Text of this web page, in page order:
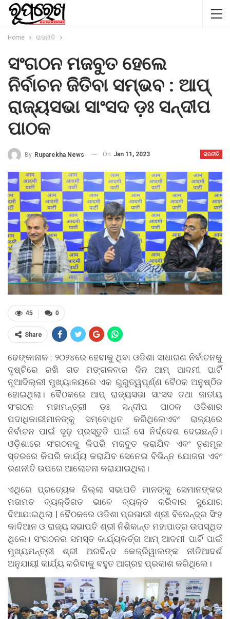
Home ରାଜନୀତି
ସଂଗଠନ ମଜବୁତ ହେଲେ
ନିର୍ବାଚନ ଜିତିବା ସମ୍ଭବ : ଆପ୍
ରାଜ୍ୟସଭା ସାଂସଦ ଡ଼ଃ ସନ୍ଦୀପ
ପାଠକ
ରାଜନୀତି
By Ruparekha News On Jan 11, 2023
0
45
Share
ଢେଙ୍କାନାଳ : ୨୦୨୪ରେ ହେବାକୁ ଥିବା ଓଡିଶା ସାଧାରଣ ନିର୍ବାଚନକୁ
ଦୃଷ୍ଟିରେ ରଖି ଗତ ମଙ୍ଗଳବାର ଦିନ ଆମ୍ ଆଦମୀ ପାର୍ଟି
ନୂଆଦିଲ୍ଲୀ ମୁଖ୍ୟାଳୟରେ ଏକ ଗୁରୁତ୍ୱପୂର୍ଣ୍ଣ ବୈଠକ ଅନୁଷ୍ଠିତ
ହୋଇଥିଲା। ବୈଠକରେ ଆପ୍ ରାଜ୍ୟସଭା ସାଂସଦ ତଥା ଜାତୀୟ
ସଂଗଠନ ମହାମନ୍ତ୍ରୀ ଡ଼ଃ ସନ୍ଦୀପ ପାଠକ ଓଡିଶାର
ପଦାଧିକାରୀମାନଙ୍କୁ ସମ୍ବୋଧିତ କରିଥିଲେଏବଂ ରାଜ୍ୟରେ
ନିର୍ବାଚନ ପାଇଁ ଦୃଢ଼ ପ୍ରସ୍ତୁତି ପାଇଁ ସେ ନିର୍ଦ୍ଦେଶ ଦେଇଛନ୍ତି।
ଓଡ଼ିଶାରେ ସଂଗଠନକୁ କିପରି ମଜବୁତ କରାଯିବ ଏବଂ ତୃଣମୂଳ
ସ୍ତରରେ କିପରି କାର୍ଯ୍ୟ କରାଯିବ ସେନେଇ ବିଭିନ୍ନ ଯୋଜନା ଏବଂ
ରଣନୀତି ଉପରେ ଆଲୋଚନା କରାଯାଇଥିଲା।
ଏଥିରେ ପ୍ରତ୍ୟେକ ଜିଲ୍ଲା ସଭାପତି ମାନଙ୍କୁ ସେମାନଙ୍କର
ମତାମତ ବ୍ୟକ୍ତିଗତ ଭାବେ ବ୍ୟକ୍ତ କରିବାର ସୁଯୋଗ
ଦିଆଯାଇଥିଲା | ବୈଠକରେ ଓଡିଶା ପ୍ରଭାରୀ ଶ୍ରୀ ବିରେନ୍ଦ୍ର ସିଂହ
କାଦିଆନ ଓ ରାଜ୍ୟ ସଭାପତି ଶ୍ରୀ ନିଶିକାନ୍ତ ମହାପାତ୍ର ଉପସ୍ଥିତ
ଥିଲେ। ସଂଗଠନର ସମସ୍ତ କାର୍ଯ୍ୟକର୍ତ୍ତା ଆମ୍ ଆଦମୀ ପାର୍ଟି ପାଇଁ
ମୁଖ୍ୟମନ୍ତ୍ରୀ ଶ୍ରୀ ଅରବିନ୍ଦ କେଜ୍ରିୱାଲଙ୍କ ନୀତିଆଦର୍ଶ
ଅନୁଯାୟୀ କାର୍ଯ୍ୟ କରିବାକୁ ବହୁତ ଆଗ୍ରହ ପ୍ରକାଶ କରିଥିଲେ।